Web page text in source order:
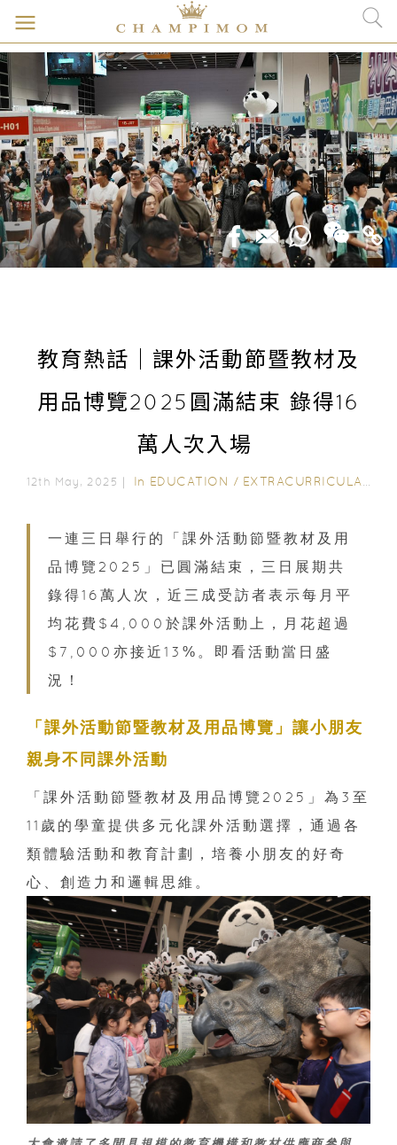
教育熱話｜課外活動節暨教材及
用品博覽2025圓滿結束 錄得16
萬人次入場
12th May, 2025｜ In EDUCATION / EXTRACURRICULAR ACTIVITIES
一連三日舉行的「課外活動節暨教材及用
品博覽2025」已圓滿結束，三日展期共
錄得16萬人次，近三成受訪者表示每月平
均花費$4,000於課外活動上，月花超過
$7,000亦接近13%。即看活動當日盛
況！
「課外活動節暨教材及用品博覽」讓小朋友
親身不同課外活動
「課外活動節暨教材及用品博覽2025」為3至
11歲的學童提供多元化課外活動選擇，通過各
類體驗活動和教育計劃，培養小朋友的好奇
心、創造力和邏輯思維。